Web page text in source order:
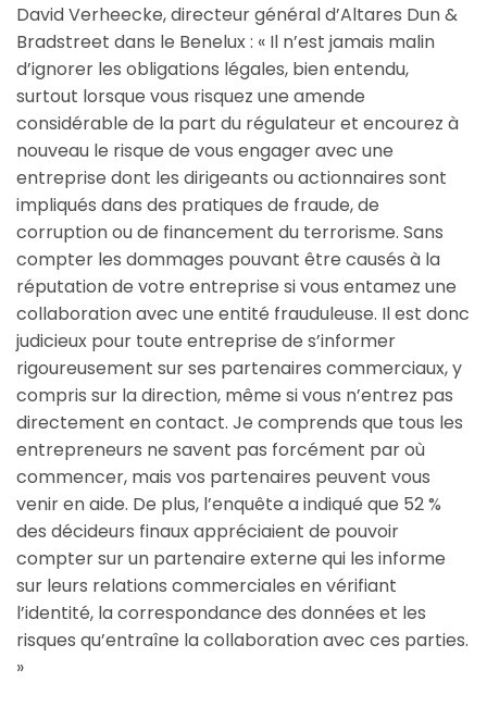
David Verheecke, directeur général d’Altares Dun &
Bradstreet dans le Benelux : « Il n’est jamais malin
d’ignorer les obligations légales, bien entendu,
surtout lorsque vous risquez une amende
considérable de la part du régulateur et encourez à
nouveau le risque de vous engager avec une
entreprise dont les dirigeants ou actionnaires sont
impliqués dans des pratiques de fraude, de
corruption ou de financement du terrorisme. Sans
compter les dommages pouvant être causés à la
réputation de votre entreprise si vous entamez une
collaboration avec une entité frauduleuse. Il est donc
judicieux pour toute entreprise de s’informer
rigoureusement sur ses partenaires commerciaux, y
compris sur la direction, même si vous n’entrez pas
directement en contact. Je comprends que tous les
entrepreneurs ne savent pas forcément par où
commencer, mais vos partenaires peuvent vous
venir en aide. De plus, l’enquête a indiqué que 52 %
des décideurs finaux appréciaient de pouvoir
compter sur un partenaire externe qui les informe
sur leurs relations commerciales en vérifiant
l’identité, la correspondance des données et les
risques qu’entraîne la collaboration avec ces parties.
»